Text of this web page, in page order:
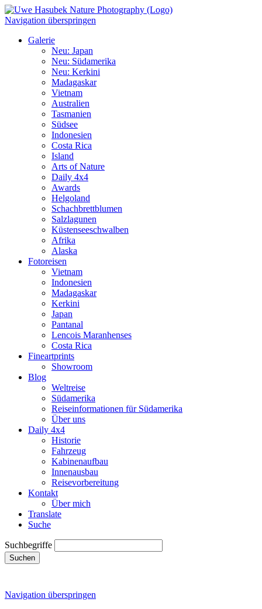
Navigation überspringen
Galerie
Neu: Japan
Neu: Südamerika
Neu: Kerkini
Madagaskar
Vietnam
Australien
Tasmanien
Südsee
Indonesien
Costa Rica
Island
Arts of Nature
Daily 4x4
Awards
Helgoland
Schachbrettblumen
Salzlagunen
Küstenseeschwalben
Afrika
Alaska
Fotoreisen
Vietnam
Indonesien
Madagaskar
Kerkini
Japan
Pantanal
Lencois Maranhenses
Costa Rica
Fineartprints
Showroom
Blog
Weltreise
Südamerika
Reiseinformationen für Südamerika
Über uns
Daily 4x4
Historie
Fahrzeug
Kabinenaufbau
Innenausbau
Reisevorbereitung
Kontakt
Über mich
Translate
Suche
Suchbegriffe
Suchen
Navigation überspringen